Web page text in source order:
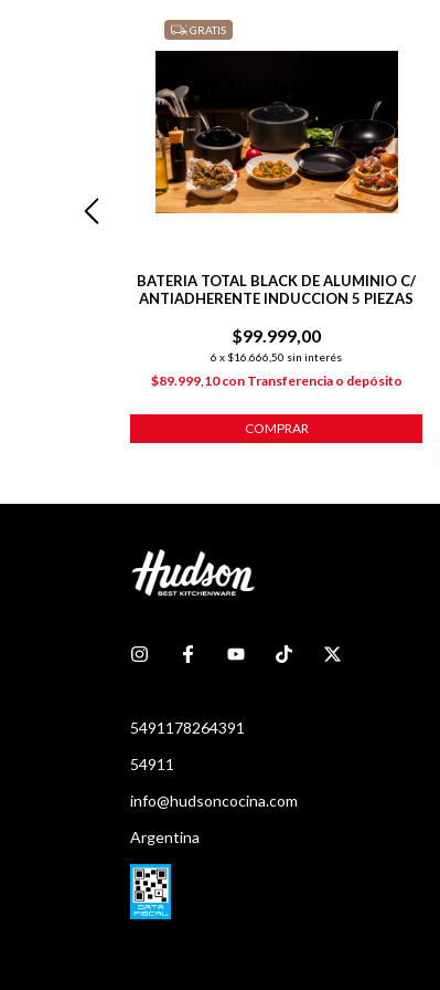
GRATIS
BATERIA TOTAL BLACK DE ALUMINIO C/
ANTIADHERENTE INDUCCION 5 PIEZAS
$99.999,00
6 x $16.666,50 sin interés
$89.999,10con Transferencia o depósito
COMPRAR
5491178264391
54911
info@hudsoncocina.com
Argentina